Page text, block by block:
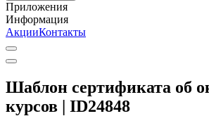
Приложения
Информация
АкцииКонтакты
Шаблон сертификата об
курсов | ID24848